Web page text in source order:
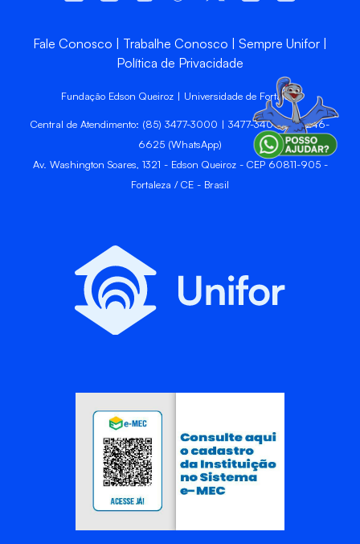
Fale Conosco Trabalhe Conosco
Sempre Unifor
Política de Privacidade
Fundação Edson Queiroz | Universidade de Fortaleza
Central de Atendimento: (85) 3477-3000 | 3477-3400 | 99246-
6625 (WhatsApp)
Av. Washington Soares, 1321 - Edson Queiroz - CEP 60811-905 -
Fortaleza / CE - Brasil